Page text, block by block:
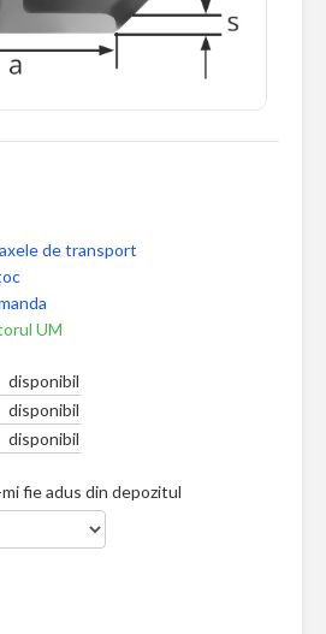
de transport
UM
disponibil
disponibil
disponibil
fie adus din depozitul